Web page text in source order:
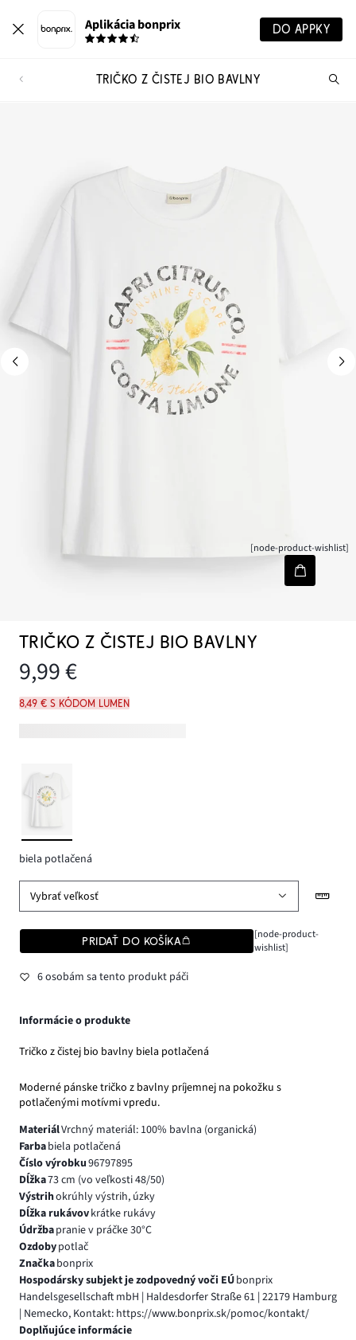
Aplikácia bonprix DO APPKY
TRIČKO Z ČISTEJ BIO BAVLNY
[node-product-wishlist]
TRIČKO Z ČISTEJ BIO BAVLNY
9,99 €
8,49 € s kódom LUMEN
biela potlačená
Vybrať veľkosť
PRIDAŤ DO KOŠÍKA
[node-product-
wishlist]
6 osobám sa tento produkt páči
Informácie o produkte
Tričko z čistej bio bavlny biela potlačená
Moderné pánske tričko z bavlny príjemnej na pokožku s
potlačenými motívmi vpredu.
MateriálVrchný materiál: 100% bavlna (organická)
Farbabiela potlačená
Číslo výrobku96797895
Dĺžka73 cm (vo veľkosti 48/50)
Výstrihokrúhly výstrih, úzky
Dĺžka rukávovkrátke rukávy
Údržbapranie v práčke 30°C
Ozdobypotlač
Značkabonprix
Hospodársky subjekt je zodpovedný voči EÚbonprix
Handelsgesellschaft mbH | Haldesdorfer Straße 61 | 22179 Hamburg
| Nemecko, Kontakt: https://www.bonprix.sk/pomoc/kontakt/
Doplňujúce informácie